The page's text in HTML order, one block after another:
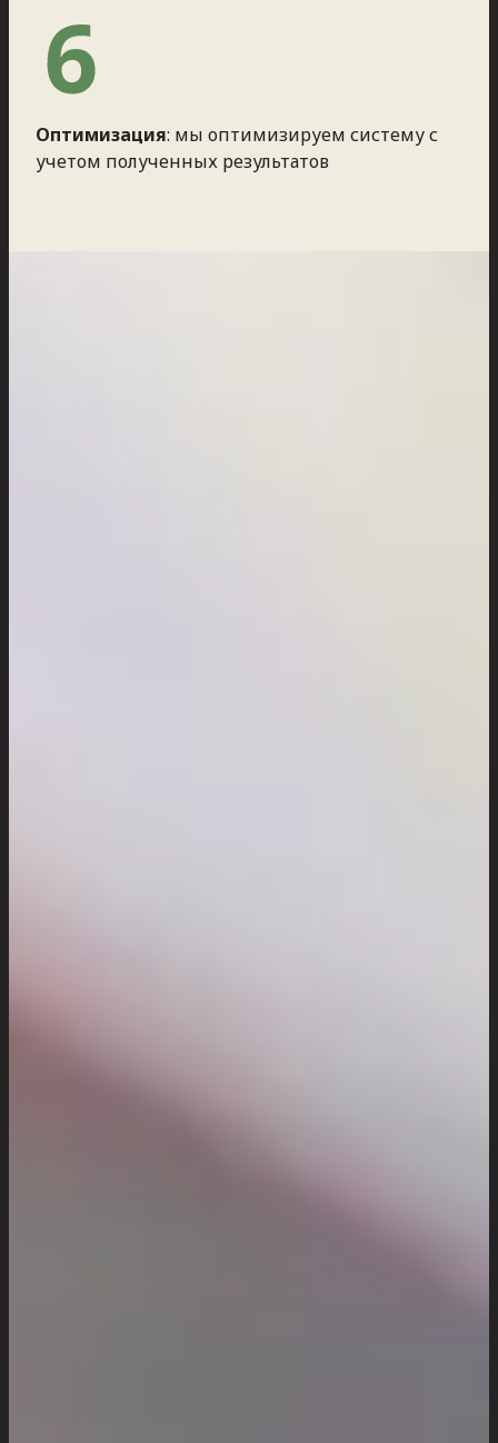
Оптимизация: мы оптимизируем систему с
учетом полученных результатов